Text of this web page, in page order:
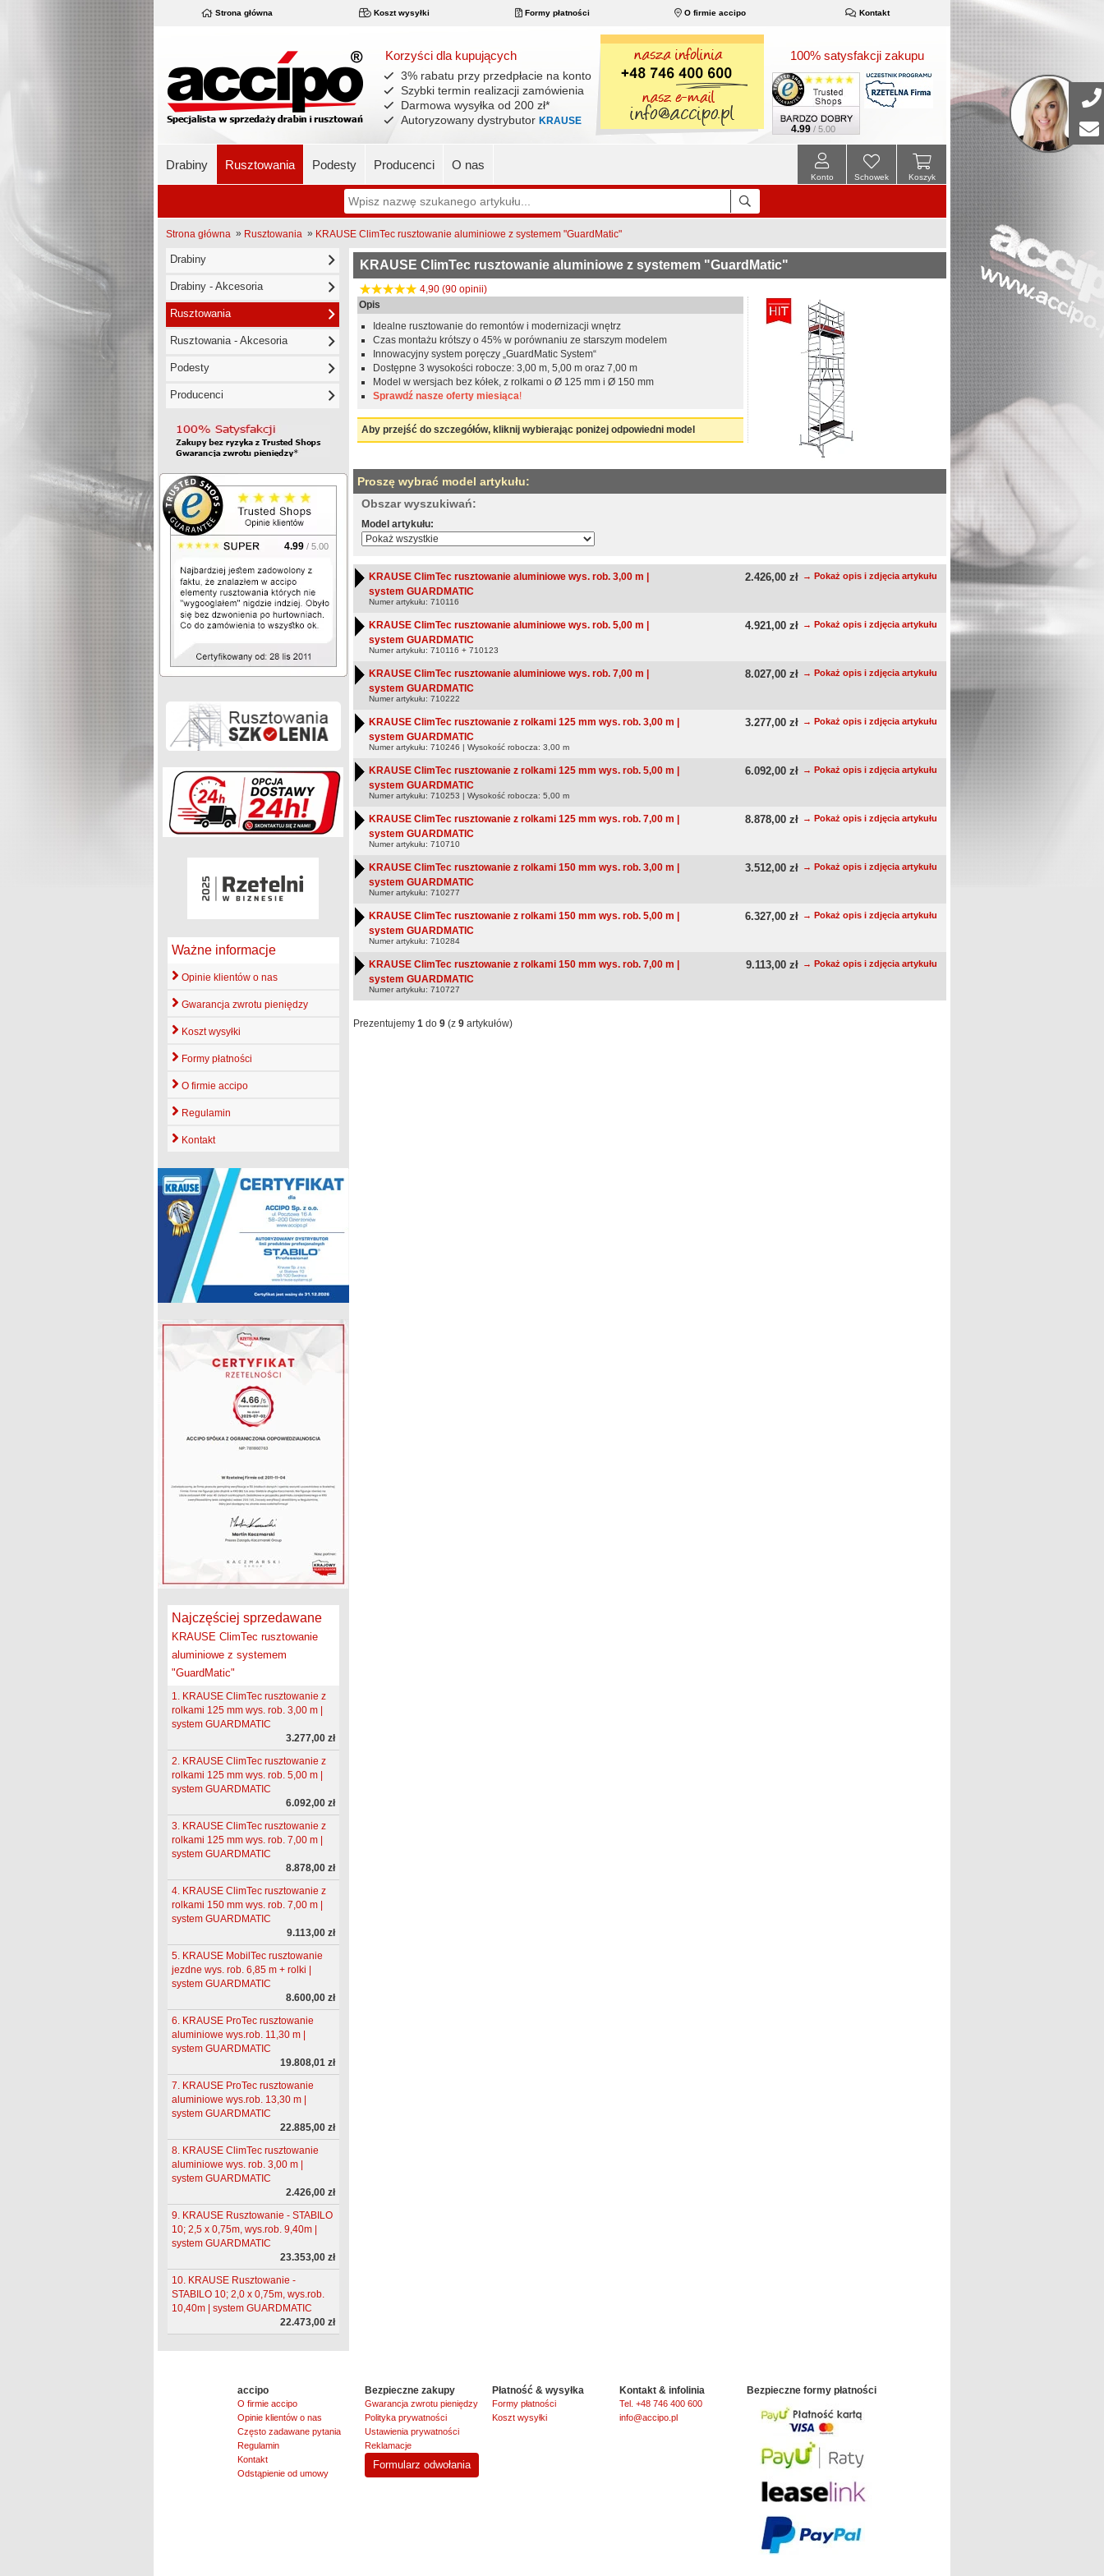
Strona główna Koszt wysyłki Formy płatności O firmie accipo Kontakt
Korzyści dla kupujących
3% rabatu przy przedpłacie na konto
Szybki termin realizacji zamówienia
Darmowa wysyłka od 200 zł*
Autoryzowany dystrybutor KRAUSE
100% satysfakcji zakupu
4.99 / 5.00
Drabiny Rusztowania Podesty Producenci O nas
Koszyk
Schowek
Konto
Strona główna » Rusztowania » KRAUSE ClimTec rusztowanie aluminiowe z systemem "GuardMatic"
Drabiny
Drabiny - Akcesoria
Rusztowania
Rusztowania - Akcesoria
Podesty
Producenci
4.99 / 5.00
Ważne informacje
Opinie klientów o nas
Gwarancja zwrotu pieniędzy
Koszt wysyłki
Formy płatności
O firmie accipo
Regulamin
Kontakt
Najczęściej sprzedawane
KRAUSE ClimTec rusztowanie
aluminiowe z systemem
"GuardMatic"
1. KRAUSE ClimTec rusztowanie z
rolkami 125 mm wys. rob. 3,00 m |
system GUARDMATIC
3.277,00 zł
2. KRAUSE ClimTec rusztowanie z
rolkami 125 mm wys. rob. 5,00 m |
system GUARDMATIC
6.092,00 zł
3. KRAUSE ClimTec rusztowanie z
rolkami 125 mm wys. rob. 7,00 m |
system GUARDMATIC
8.878,00 zł
4. KRAUSE ClimTec rusztowanie z
rolkami 150 mm wys. rob. 7,00 m |
system GUARDMATIC
9.113,00 zł
5. KRAUSE MobilTec rusztowanie
jezdne wys. rob. 6,85 m + rolki |
system GUARDMATIC
8.600,00 zł
6. KRAUSE ProTec rusztowanie
aluminiowe wys.rob. 11,30 m |
system GUARDMATIC
19.808,01 zł
7. KRAUSE ProTec rusztowanie
aluminiowe wys.rob. 13,30 m |
system GUARDMATIC
22.885,00 zł
8. KRAUSE ClimTec rusztowanie
aluminiowe wys. rob. 3,00 m |
system GUARDMATIC
2.426,00 zł
9. KRAUSE Rusztowanie - STABILO
10; 2,5 x 0,75m, wys.rob. 9,40m |
system GUARDMATIC
23.353,00 zł
10. KRAUSE Rusztowanie -
STABILO 10; 2,0 x 0,75m, wys.rob.
10,40m | system GUARDMATIC
22.473,00 zł
KRAUSE ClimTec rusztowanie aluminiowe z systemem "GuardMatic"
4,90 (90 opinii)
Opis
Idealne rusztowanie do remontów i modernizacji wnętrz
Czas montażu krótszy o 45% w porównaniu ze starszym modelem
Innowacyjny system poręczy „GuardMatic System“
Dostępne 3 wysokości robocze: 3,00 m, 5,00 m oraz 7,00 m
Model w wersjach bez kółek, z rolkami o Ø 125 mm i Ø 150 mm
Sprawdź nasze oferty miesiąca!
Aby przejść do szczegółów, kliknij wybierając poniżej odpowiedni model
Proszę wybrać model artykułu:
Obszar wyszukiwań:
Model artykułu:
KRAUSE ClimTec rusztowanie aluminiowe wys. rob. 3,00 m |
system GUARDMATIC
Numer artykułu: 710116
2.426,00 zł → Pokaż opis i zdjęcia artykułu
KRAUSE ClimTec rusztowanie aluminiowe wys. rob. 5,00 m |
system GUARDMATIC
Numer artykułu: 710116 + 710123
4.921,00 zł → Pokaż opis i zdjęcia artykułu
KRAUSE ClimTec rusztowanie aluminiowe wys. rob. 7,00 m |
system GUARDMATIC
Numer artykułu: 710222
8.027,00 zł → Pokaż opis i zdjęcia artykułu
KRAUSE ClimTec rusztowanie z rolkami 125 mm wys. rob. 3,00 m |
system GUARDMATIC
Numer artykułu: 710246 | Wysokość robocza: 3,00 m
3.277,00 zł → Pokaż opis i zdjęcia artykułu
KRAUSE ClimTec rusztowanie z rolkami 125 mm wys. rob. 5,00 m |
system GUARDMATIC
Numer artykułu: 710253 | Wysokość robocza: 5,00 m
6.092,00 zł → Pokaż opis i zdjęcia artykułu
KRAUSE ClimTec rusztowanie z rolkami 125 mm wys. rob. 7,00 m |
system GUARDMATIC
Numer artykułu: 710710
8.878,00 zł → Pokaż opis i zdjęcia artykułu
KRAUSE ClimTec rusztowanie z rolkami 150 mm wys. rob. 3,00 m |
system GUARDMATIC
Numer artykułu: 710277
3.512,00 zł → Pokaż opis i zdjęcia artykułu
KRAUSE ClimTec rusztowanie z rolkami 150 mm wys. rob. 5,00 m |
system GUARDMATIC
Numer artykułu: 710284
6.327,00 zł → Pokaż opis i zdjęcia artykułu
KRAUSE ClimTec rusztowanie z rolkami 150 mm wys. rob. 7,00 m |
system GUARDMATIC
Numer artykułu: 710727
9.113,00 zł → Pokaż opis i zdjęcia artykułu
Prezentujemy 1do 9(z 9artykułów)
accipo
O firmie accipo
Opinie klientów o nas
Często zadawane pytania
Regulamin
Kontakt
Odstąpienie od umowy
Bezpieczne zakupy
Gwarancja zwrotu pieniędzy
Polityka prywatności
Ustawienia prywatności
Reklamacje
Formularz odwołania
Płatność & wysyłka
Formy płatności
Koszt wysyłki
Kontakt & infolinia
Tel. +48 746 400 600
info@accipo.pl
Bezpieczne formy płatności